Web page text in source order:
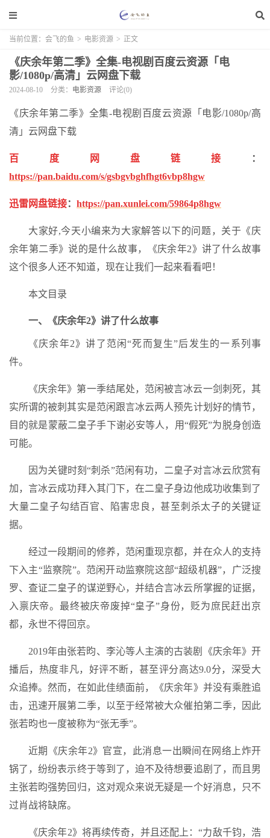
当前位置： 会飞的鱼 > 电影资源 > 正文
《庆余年第二季》全集-电视剧百度云资源「电
影/1080p/高清」云网盘下载
2024-08-10 分类： 电影资源 评论(0)
《庆余年第二季》全集-电视剧百度云资源「电影/1080p/高
清」云网盘下载
百度网盘链接
：
https://pan.baidu.com/s/gsbgvbghfhgt6vbp8hgw
迅雷网盘链接： https://pan.xunlei.com/59864p8hgw
大家好,今天小编来为大家解答以下的问题，关于《庆
余年第二季》说的是什么故事，《庆余年2》讲了什么故事
这个很多人还不知道，现在让我们一起来看看吧！
本文目录
一、《庆余年2》讲了什么故事
《庆余年2》讲了范闲“死而复生”后发生的一系列事
件。
《庆余年》第一季结尾处，范闲被言冰云一剑刺死，其
实所谓的被刺其实是范闲跟言冰云两人预先计划好的情节，
目的就是蒙蔽二皇子手下谢必安等人，用“假死”为脱身创造
可能。
因为关键时刻“刺杀”范闲有功，二皇子对言冰云欣赏有
加，言冰云成功拜入其门下，在二皇子身边他成功收集到了
大量二皇子勾结百官、陷害忠良，甚至刺杀太子的关键证
据。
经过一段期间的修养，范闲重现京都，并在众人的支持
下入主“监察院”。范闲开动监察院这部“超级机器”，广泛搜
罗、查证二皇子的谋逆野心，并结合言冰云所掌握的证据，
入禀庆帝。最终被庆帝废掉“皇子”身份，贬为庶民赶出京
都，永世不得回京。
2019年由张若昀、李沁等人主演的古装剧《庆余年》开
播后，热度非凡，好评不断，甚至评分高达9.0分，深受大
众追捧。然而，在如此佳绩面前，《庆余年》并没有乘胜追
击，迅速开展第二季，以至于经常被大众催拍第二季，因此
张若昀也一度被称为“张无季”。
近期《庆余年2》官宣，此消息一出瞬间在网络上炸开
锅了，纷纷表示终于等到了，迫不及待想要追剧了，而且男
主张若昀强势回归，这对观众来说无疑是一个好消息，只不
过肖战将缺席。
《庆余年2》将再续传奇，并且还配上：“力敌千钧，浩